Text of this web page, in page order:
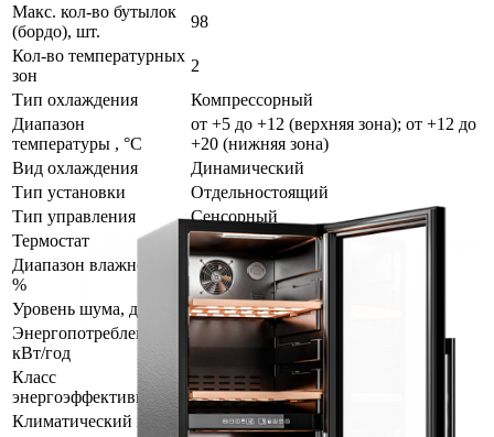
Макс. кол-во бутылок
(бордо), шт.
98
Кол-во температурных
зон
2
Тип охлаждения
Компрессорный
Диапазон
температуры , °C
от +5 до +12 (верхняя зона); от +12 до
+20 (нижняя зона)
Вид охлаждения
Динамический
Тип установки
Отдельностоящий
Тип управления
Сенсорный
Термостат
Электронный
Диапазон влажности,
%
60-80
Уровень шума, дБ
36
Энергопотребление,
кВт/год
147
Класс
энергоэффективности
A
Климатический класс
SN/N/ST